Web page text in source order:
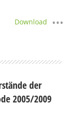
Download
der
2005/2009